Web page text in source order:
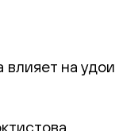
влияет на удои